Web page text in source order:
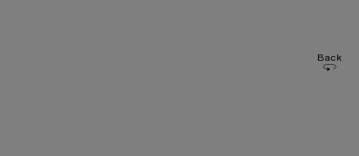
Back